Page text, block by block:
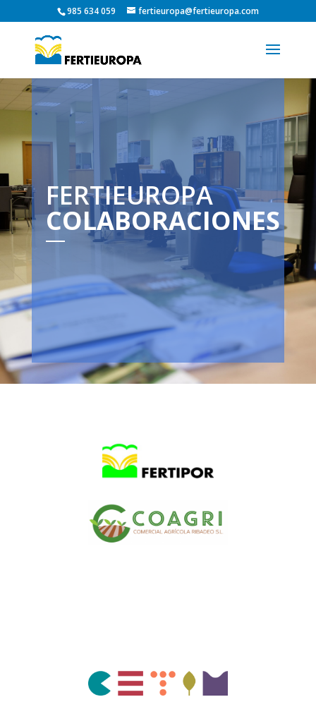
985 634 059 fertieuropa@fertieuropa.com
FERTIEUROPA
COLABORACIONES